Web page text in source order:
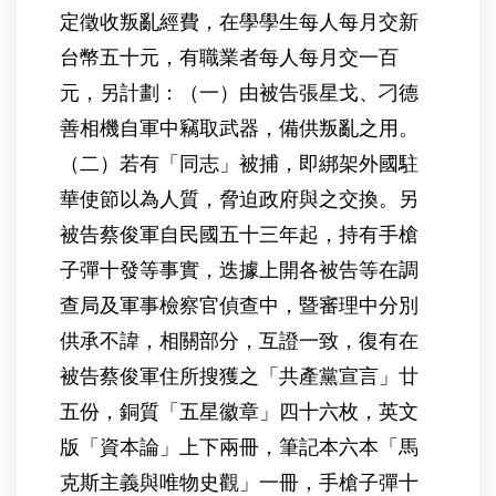
定徵收叛亂經費，在學學生每人每月交新
台幣五十元，有職業者每人每月交一百
元，另計劃：（一）由被告張星戈、刁德
善相機自軍中竊取武器，備供叛亂之用。
（二）若有「同志」被捕，即綁架外國駐
華使節以為人質，脅迫政府與之交換。另
被告蔡俊軍自民國五十三年起，持有手槍
子彈十發等事實，迭據上開各被告等在調
查局及軍事檢察官偵查中，暨審理中分別
供承不諱，相關部分，互證一致，復有在
被告蔡俊軍住所搜獲之「共產黨宣言」廿
五份，銅質「五星徽章」四十六枚，英文
版「資本論」上下兩冊，筆記本六本「馬
克斯主義與唯物史觀」一冊，手槍子彈十